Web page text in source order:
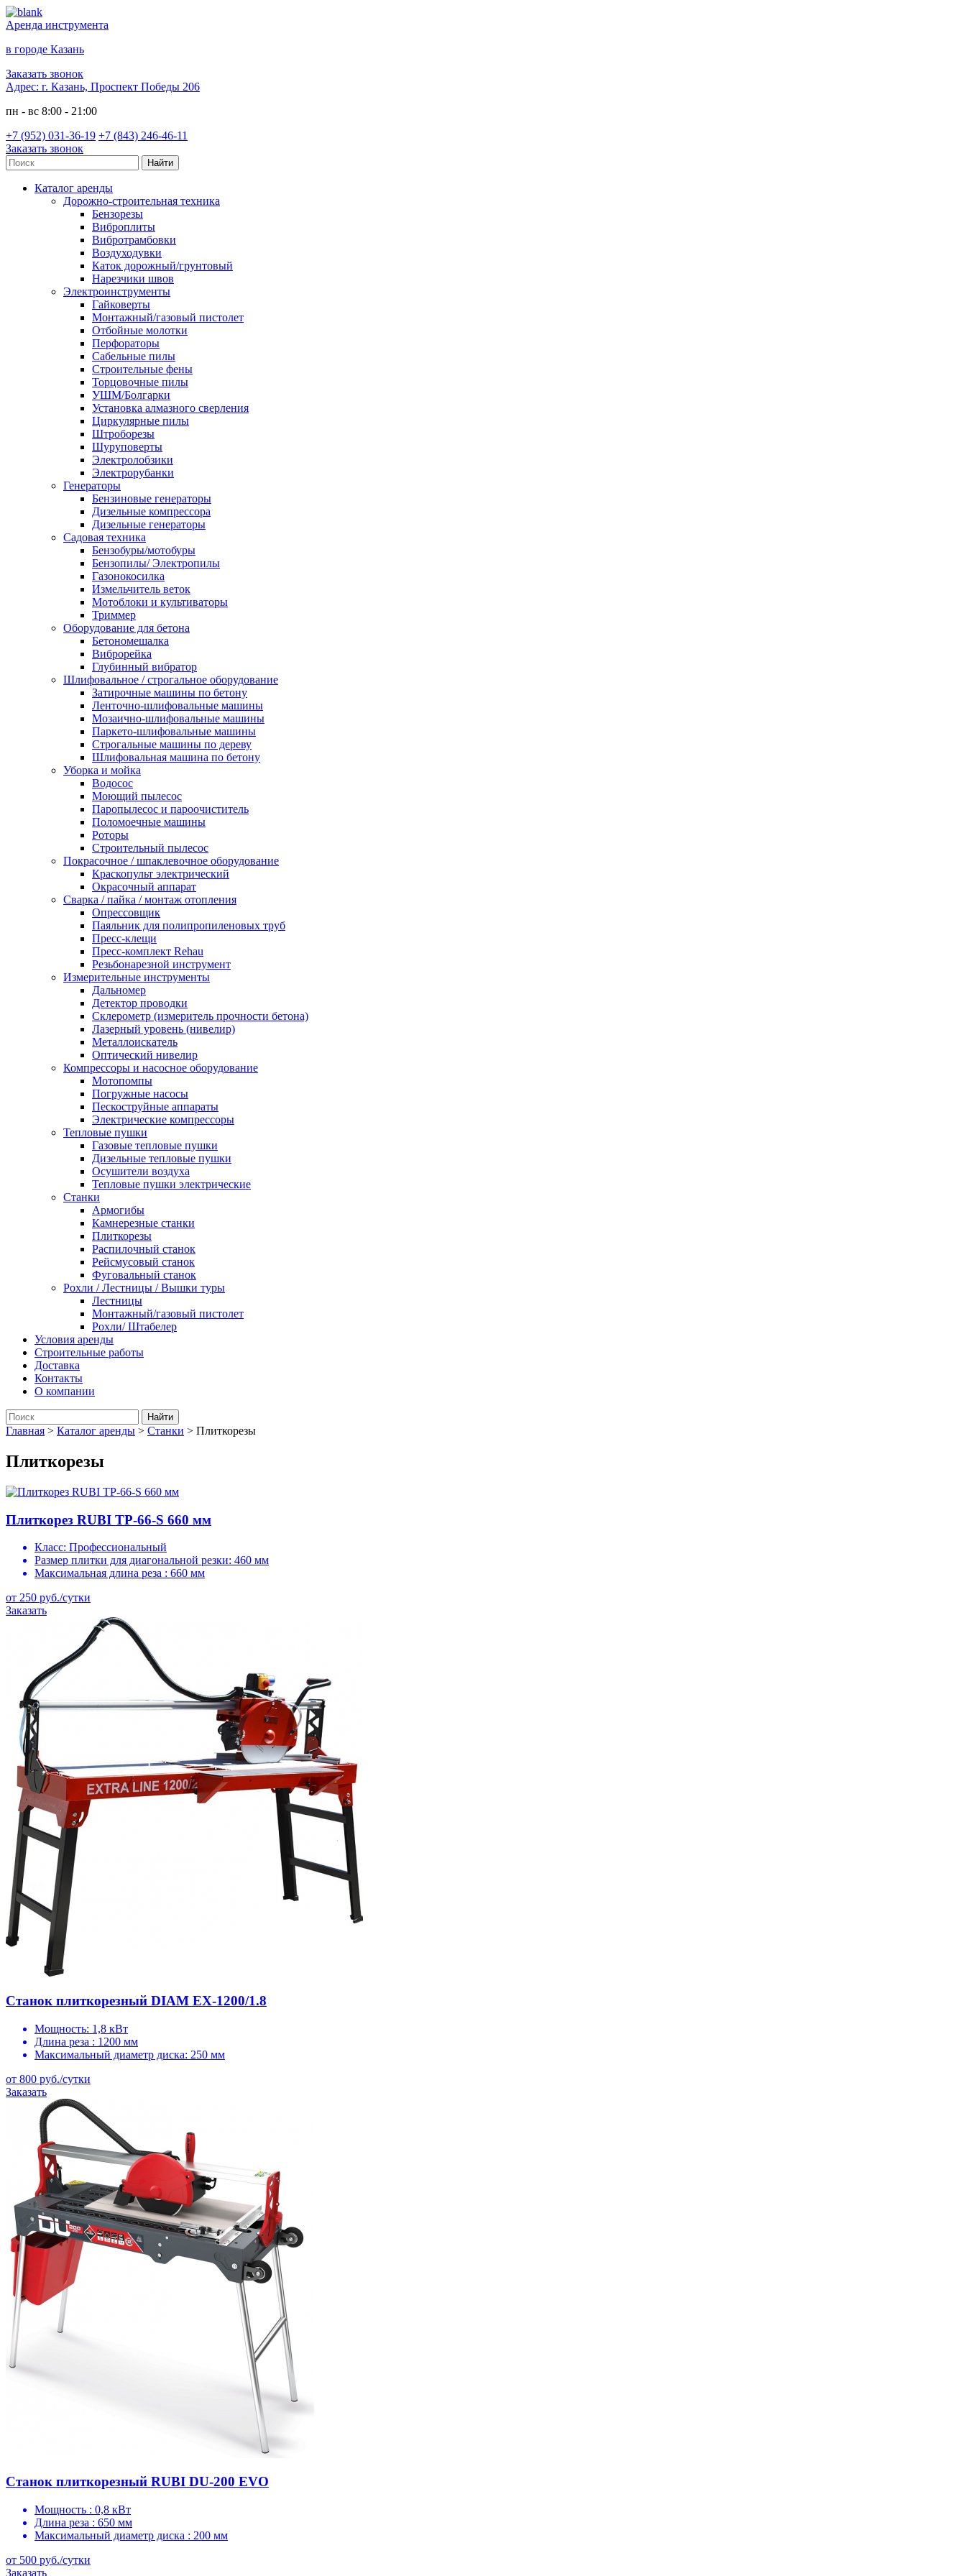
Аренда инструмента
в городе Казань
Заказать звонок
Адрес: г. Казань, Проспект Победы 206
пн - вс 8:00 - 21:00
+7 (952) 031-36-19 +7 (843) 246-46-11
Заказать звонок
Каталог аренды
Дорожно-строительная техника
Бензорезы
Виброплиты
Вибротрамбовки
Воздуходувки
Каток дорожный/грунтовый
Нарезчики швов
Электроинструменты
Гайковерты
Монтажный/газовый пистолет
Отбойные молотки
Перфораторы
Сабельные пилы
Строительные фены
Торцовочные пилы
УШМ/Болгарки
Установка алмазного сверления
Циркулярные пилы
Штроборезы
Шуруповерты
Электролобзики
Электрорубанки
Генераторы
Бензиновые генераторы
Дизельные компрессора
Дизельные генераторы
Садовая техника
Бензобуры/мотобуры
Бензопилы/ Электропилы
Газонокосилка
Измельчитель веток
Мотоблоки и культиваторы
Триммер
Оборудование для бетона
Бетономешалка
Виброрейка
Глубинный вибратор
Шлифовальное / строгальное оборудование
Затирочные машины по бетону
Ленточно-шлифовальные машины
Мозаично-шлифовальные машины
Паркето-шлифовальные машины
Строгальные машины по дереву
Шлифовальная машина по бетону
Уборка и мойка
Водосос
Моющий пылесос
Паропылесос и пароочиститель
Поломоечные машины
Роторы
Строительный пылесос
Покрасочное / шпаклевочное оборудование
Краскопульт электрический
Окрасочный аппарат
Сварка / пайка / монтаж отопления
Опрессовщик
Паяльник для полипропиленовых труб
Пресс-клещи
Пресс-комплект Rehau
Резьбонарезной инструмент
Измерительные инструменты
Дальномер
Детектор проводки
Склерометр (измеритель прочности бетона)
Лазерный уровень (нивелир)
Металлоискатель
Оптический нивелир
Компрессоры и насосное оборудование
Мотопомпы
Погружные насосы
Пескоструйные аппараты
Электрические компрессоры
Тепловые пушки
Газовые тепловые пушки
Дизельные тепловые пушки
Осушители воздуха
Тепловые пушки электрические
Станки
Армогибы
Камнерезные станки
Плиткорезы
Распилочный станок
Рейсмусовый станок
Фуговальный станок
Рохли / Лестницы / Вышки туры
Лестницы
Монтажный/газовый пистолет
Рохли/ Штабелер
Условия аренды
Строительные работы
Доставка
Контакты
О компании
Главная > Каталог аренды > Станки > Плиткорезы
Плиткорезы
Плиткорез RUBI TP-66-S 660 мм
Класс: Профессиональный
Размер плитки для диагональной резки: 460 мм
Максимальная длина реза : 660 мм
от 250 руб./сутки
Заказать
Станок плиткорезный DIAM EX-1200/1.8
Мощность: 1,8 кВт
Длина реза : 1200 мм
Максимальный диаметр диска: 250 мм
от 800 руб./сутки
Заказать
Станок плиткорезный RUBI DU-200 EVO
Мощность : 0,8 кВт
Длина реза : 650 мм
Максимальный диаметр диска : 200 мм
от 500 руб./сутки
Заказать